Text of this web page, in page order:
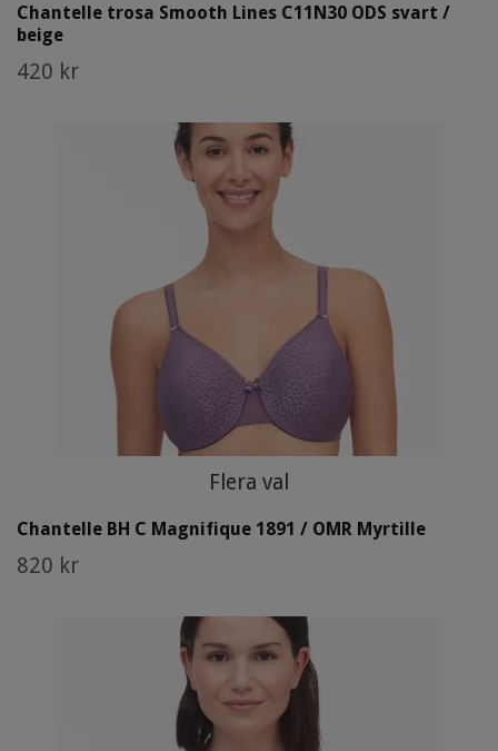
Chantelle trosa Smooth Lines C11N30 ODS svart /
beige
420 kr
Flera val
Chantelle BH C Magnifique 1891 / OMR Myrtille
820 kr